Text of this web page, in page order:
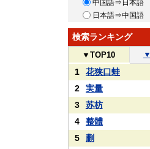
中国語⇒日本語
日本語⇒中国語
検索ランキング
▼ TOP10 ▼
1
花狭口蛙
2
実量
3
苏枋
4
整體
5
蒯